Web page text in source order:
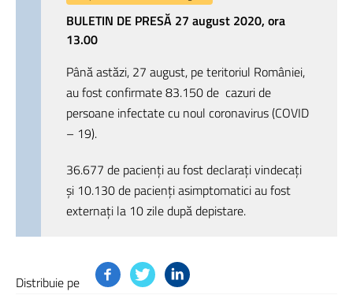
BULETIN DE PRESĂ 27 august 2020, ora
13.00
Până astăzi, 27 august, pe teritoriul României,
au fost confirmate 83.150 de cazuri de
persoane infectate cu noul coronavirus (COVID
– 19).
36.677 de pacienți au fost declarați vindecați
și 10.130 de pacienți asimptomatici au fost
externați la 10 zile după depistare.
Distribuie pe